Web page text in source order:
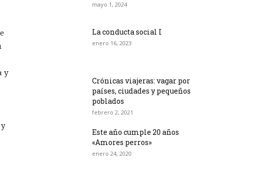
y
mayo 1, 2024
La conducta social I
enero 16, 2023
Crónicas viajeras: vagar por
países, ciudades y pequeños
poblados
febrero 2, 2021
Este año cumple 20 años
«Amores perros»
enero 24, 2020